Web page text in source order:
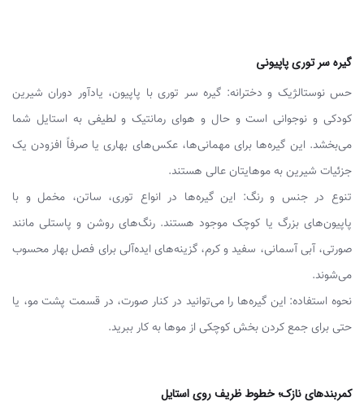
گیره سر توری پاپیونی
حس نوستالژیک و دخترانه: گیره سر توری با پاپیون، یادآور دوران شیرین
کودکی و نوجوانی است و حال و هوای رمانتیک و لطیفی به استایل شما
می‌بخشد. این گیره‌ها برای مهمانی‌ها، عکس‌های بهاری یا صرفاً افزودن یک
جزئیات شیرین به موهایتان عالی هستند.
تنوع در جنس و رنگ: این گیره‌ها در انواع توری، ساتن، مخمل و با
پاپیون‌های بزرگ یا کوچک موجود هستند. رنگ‌های روشن و پاستلی مانند
صورتی، آبی آسمانی، سفید و کرم، گزینه‌های ایده‌آلی برای فصل بهار محسوب
می‌شوند.
نحوه استفاده: این گیره‌ها را می‌توانید در کنار صورت، در قسمت پشت مو، یا
حتی برای جمع کردن بخش کوچکی از موها به کار ببرید.
کمربندهای نازک؛ خطوط ظریف روی استایل